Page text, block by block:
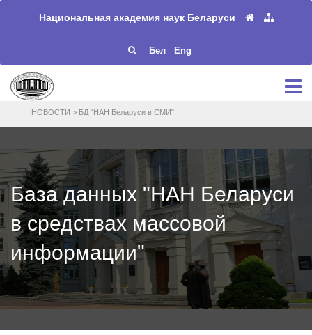
Национальная академия наук Беларуси
Бел Eng
НОВОСТИ > БД "НАН Беларуси в СМИ"
База данных "НАН Беларуси
в средствах массовой
информации"